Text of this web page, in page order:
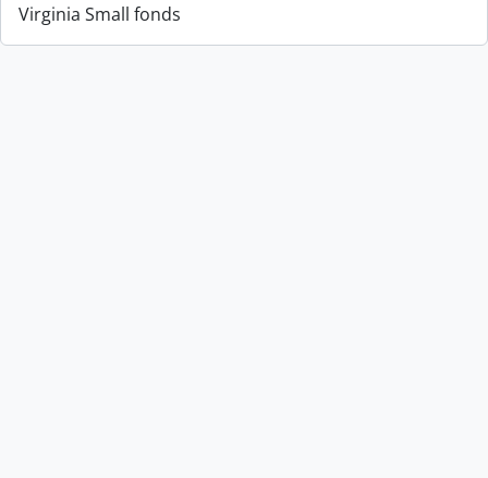
Virginia Small fonds